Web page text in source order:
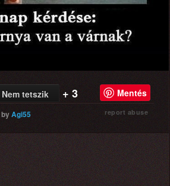
Nem tetszik + 3 Mentés
byAgi55 report abuse